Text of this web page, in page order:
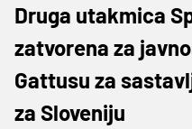
Druga utakmica
zatvorena za
Gattusu za
za Sloveniju